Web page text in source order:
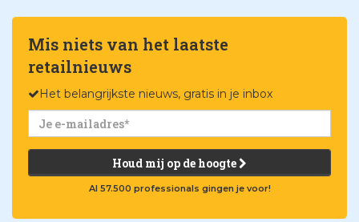
Mis niets van het laatste
retailnieuws
Het belangrijkste nieuws, gratis in je inbox
Houd mij op de hoogte
Al 57.500 professionals gingen je voor!